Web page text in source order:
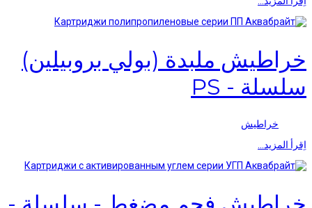
خراطيش ملبدة (بولي بروبيلين)
سلسلة - PS
خراطيش
اِقرأ المزيد…